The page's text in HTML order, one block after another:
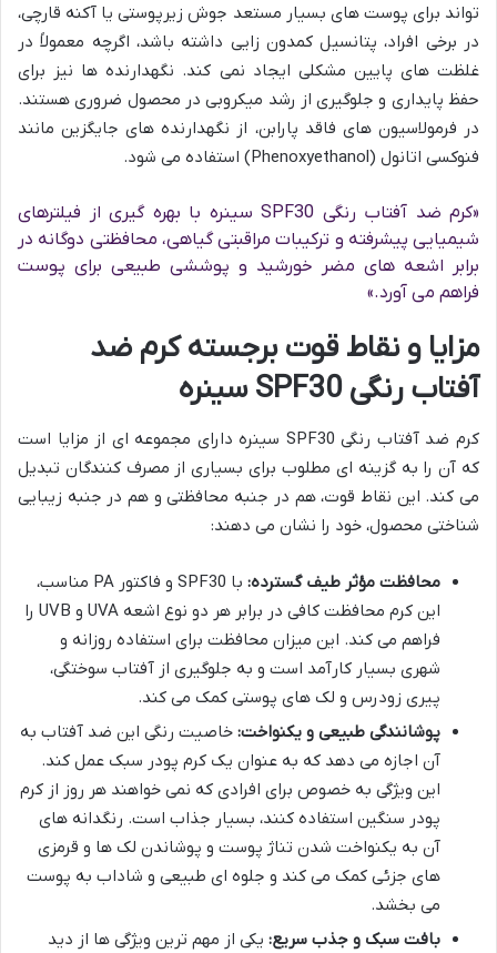
تواند برای پوست های بسیار مستعد جوش زیرپوستی یا آکنه قارچی،
در برخی افراد، پتانسیل کمدون زایی داشته باشد، اگرچه معمولاً در
غلظت های پایین مشکلی ایجاد نمی کند. نگهدارنده ها نیز برای
حفظ پایداری و جلوگیری از رشد میکروبی در محصول ضروری هستند.
در فرمولاسیون های فاقد پارابن، از نگهدارنده های جایگزین مانند
فنوکسی اتانول (Phenoxyethanol) استفاده می شود.
«کرم ضد آفتاب رنگی SPF30 سینره با بهره گیری از فیلترهای
شیمیایی پیشرفته و ترکیبات مراقبتی گیاهی، محافظتی دوگانه در
برابر اشعه های مضر خورشید و پوششی طبیعی برای پوست
فراهم می آورد.»
مزایا و نقاط قوت برجسته کرم ضد
آفتاب رنگی SPF30 سینره
کرم ضد آفتاب رنگی SPF30 سینره دارای مجموعه ای از مزایا است
که آن را به گزینه ای مطلوب برای بسیاری از مصرف کنندگان تبدیل
می کند. این نقاط قوت، هم در جنبه محافظتی و هم در جنبه زیبایی
شناختی محصول، خود را نشان می دهند:
محافظت مؤثر طیف گسترده:
با SPF30 و فاکتور PA مناسب،
این کرم محافظت کافی در برابر هر دو نوع اشعه UVA و UVB را
فراهم می کند. این میزان محافظت برای استفاده روزانه و
شهری بسیار کارآمد است و به جلوگیری از آفتاب سوختگی،
پیری زودرس و لک های پوستی کمک می کند.
پوشانندگی طبیعی و یکنواخت: خاصیت رنگی این ضد آفتاب به
آن اجازه می دهد که به عنوان یک کرم پودر سبک عمل کند.
این ویژگی به خصوص برای افرادی که نمی خواهند هر روز از کرم
پودر سنگین استفاده کنند، بسیار جذاب است. رنگدانه های
آن به یکنواخت شدن تناژ پوست و پوشاندن لک ها و قرمزی
های جزئی کمک می کند و جلوه ای طبیعی و شاداب به پوست
می بخشد.
بافت سبک و جذب سریع: یکی از مهم ترین ویژگی ها از دید